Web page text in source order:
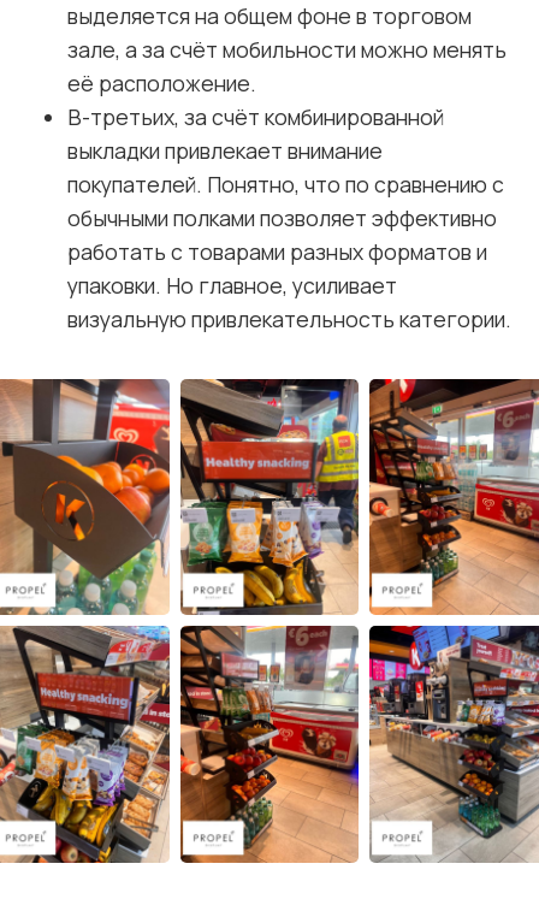
выделяется на общем фоне в торговом
зале, а за счёт мобильности можно менять
её расположение.
В-третьих, за счёт комбинированной
выкладки привлекает внимание
покупателей. Понятно, что по сравнению с
обычными полками позволяет эффективно
работать с товарами разных форматов и
упаковки. Но главное, усиливает
визуальную привлекательность категории.